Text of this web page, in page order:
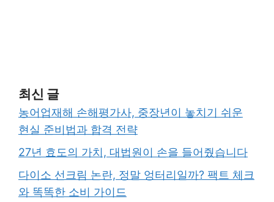
최신 글
농어업재해 손해평가사, 중장년이 놓치기 쉬운
현실 준비법과 합격 전략
27년 효도의 가치, 대법원이 손을 들어줬습니다
다이소 선크림 논란, 정말 엉터리일까? 팩트 체크
와 똑똑한 소비 가이드